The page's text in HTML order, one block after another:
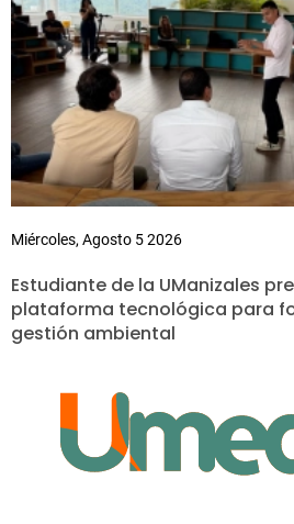
Miércoles, Agosto 5 2026
Estudiante de la UManizales
plataforma tecnológica para
gestión ambiental